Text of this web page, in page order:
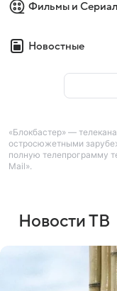
Фильмы и
Новостные
«Блокбастер» —
остросюжетными
полную телепрограмму
Mail».
Новости ТВ